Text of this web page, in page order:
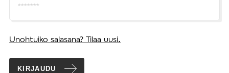
Unohtuiko salasana? Tilaa uusi.
KIRJAUDU